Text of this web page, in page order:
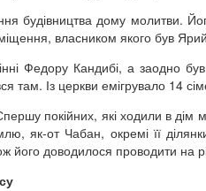
будівництва дому молитви.
власником якого був
Федору Кандибі, а заодно
там. Із церкви емігрувало 14
покійних, які ходили в
як-от Чабан, окремі її
доводилося проводити на